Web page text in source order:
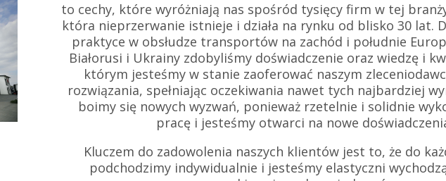
to cechy, które wyróżniają nas spośród tysięcy firm w tej
która nieprzerwanie istnieje i działa na rynku od blisko 30 lat.
praktyce w obsłudze transportów na zachód i południe
Białorusi i Ukrainy zdobyliśmy doświadczenie oraz wiedzę i
którym jesteśmy w stanie zaoferować naszym
rozwiązania, spełniając oczekiwania nawet tych najbardziej
boimy się nowych wyzwań, ponieważ rzetelnie i solidnie
pracę i jesteśmy otwarci na nowe
Kluczem do zadowolenia naszych klientów jest to, że do
podchodzimy indywidualnie i jesteśmy elastyczni